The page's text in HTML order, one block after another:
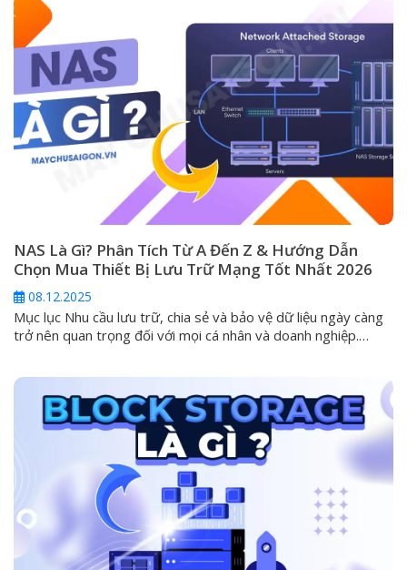
NAS Là Gì? Phân Tích Từ A Đến Z & Hướng Dẫn
Chọn Mua Thiết Bị Lưu Trữ Mạng Tốt Nhất 2026
08.12.2025
Mục lục Nhu cầu lưu trữ, chia sẻ và bảo vệ dữ liệu ngày càng
trở nên quan trọng đối với mọi cá nhân và doanh nghiệp.
khả...